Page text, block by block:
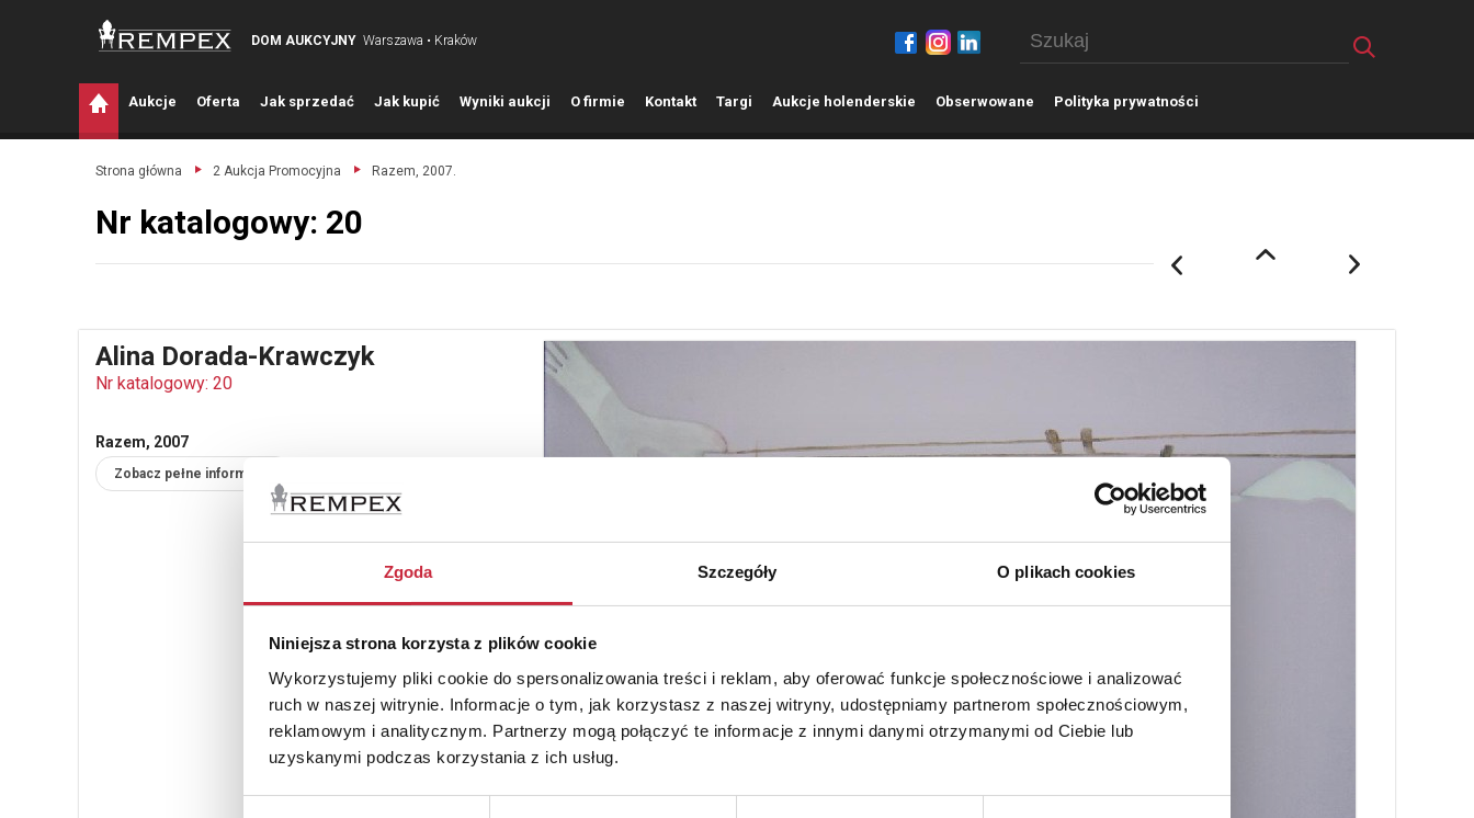
Zgoda Szczegóły O plikach cookies
Niniejsza strona korzysta z plików cookie
Wykorzystujemy pliki cookie do spersonalizowania treści i reklam, aby oferować funkcje społecznościowe i analizować
ruch w naszej witrynie. Informacje o tym, jak korzystasz z naszej witryny, udostępniamy partnerom społecznościowym,
reklamowym i analitycznym. Partnerzy mogą połączyć te informacje z innymi danymi otrzymanymi od Ciebie lub
uzyskanymi podczas korzystania z ich usług.
DOM AUKCYJNY Warszawa • Kraków
Aukcje Oferta Jak sprzedać Jak kupić Wyniki aukcji O firmie Kontakt Targi Aukcje holenderskie Obserwowane Polityka prywatności
Strona główna 2 Aukcja Promocyjna Razem, 2007.
Nr katalogowy: 20
Alina Dorada-Krawczyk
Nr katalogowy: 20
Razem, 2007
Zobacz pełne informacje